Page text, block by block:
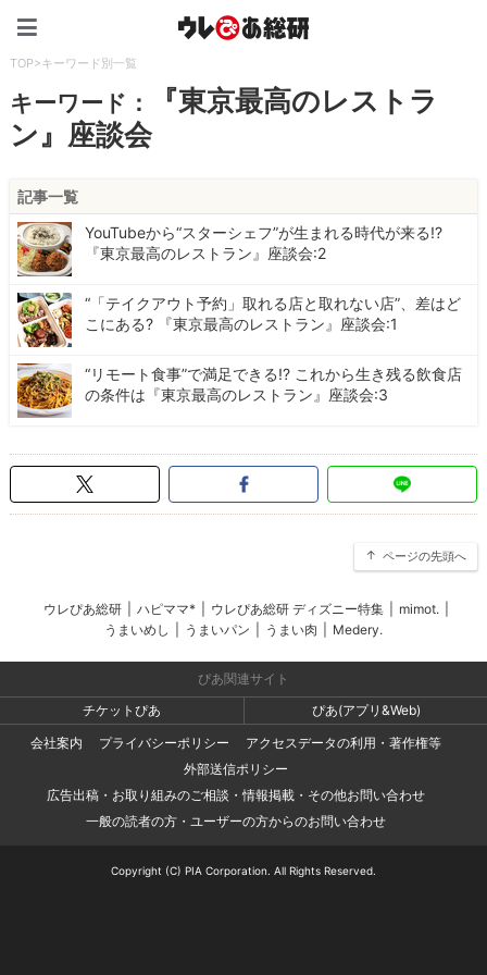
TOP>キーワード別一覧
キーワード：
『東京最高のレストラ
ン』座談会
記事一覧
YouTubeから“スターシェフ”が生まれる時代が来る!?
『東京最高のレストラン』座談会:2
“「テイクアウト予約」取れる店と取れない店”、差はど
こにある? 『東京最高のレストラン』座談会:1
“リモート食事”で満足できる!? これから生き残る飲食店
の条件は『東京最高のレストラン』座談会:3
ページの先頭へ
ウレぴあ総研 ハピママ* ウレぴあ総研 ディズニー特集 mimot.
うまいめし
うまいパン うまい肉 Medery.
ぴあ関連サイト
チケットぴあ
ぴあ(アプリ&Web)
会社案内
プライバシーポリシー
アクセスデータの利用・著作権等
外部送信ポリシー
広告出稿・お取り組みのご相談・情報掲載・その他お問い合わせ
一般の読者の方・ユーザーの方からのお問い合わせ
Copyright (C) PIA Corporation. All Rights Reserved.